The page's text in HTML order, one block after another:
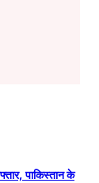
पाकिस्तान के